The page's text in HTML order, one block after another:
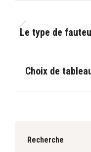
article
Le type de
Choix de
Recherche